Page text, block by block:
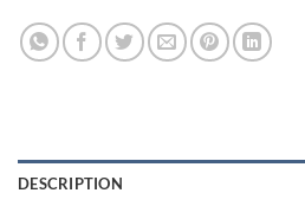
DESCRIPTION